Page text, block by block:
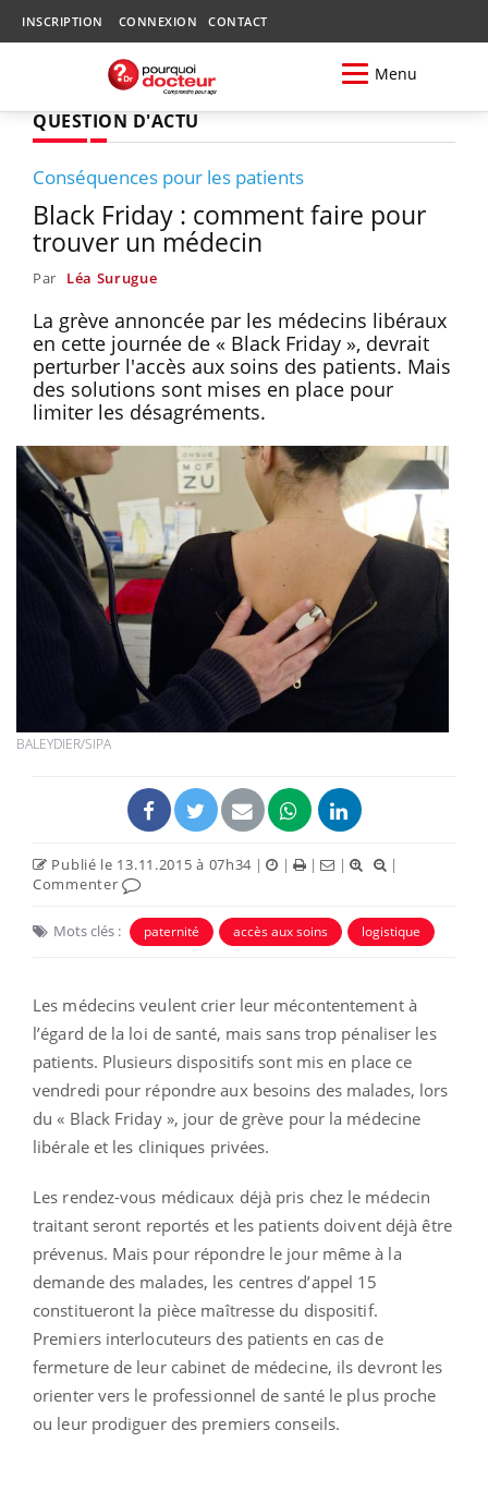
INSCRIPTION CONNEXION CONTACT
Menu
QUESTION D'ACTU
Conséquences pour les patients
Black Friday : comment faire pour
trouver un médecin
Par Léa Surugue
La grève annoncée par les médecins libéraux
en cette journée de « Black Friday », devrait
perturber l'accès aux soins des patients. Mais
des solutions sont mises en place pour
limiter les désagréments.
BALEYDIER/SIPA
Publié le 13.11.2015 à 07h34 | | | |
|
Commenter
Mots clés : paternité accès aux soins logistique
Les médecins veulent crier leur mécontentement à
l’égard de la loi de santé, mais sans trop pénaliser les
patients. Plusieurs dispositifs sont mis en place ce
vendredi pour répondre aux besoins des malades, lors
du « Black Friday », jour de grève pour la médecine
libérale et les cliniques privées.
Les rendez-vous médicaux déjà pris chez le médecin
traitant seront reportés et les patients doivent déjà être
prévenus. Mais pour répondre le jour même à la
demande des malades, les centres d’appel 15
constitueront la pièce maîtresse du dispositif.
Premiers interlocuteurs des patients en cas de
fermeture de leur cabinet de médecine, ils devront les
orienter vers le professionnel de santé le plus proche
ou leur prodiguer des premiers conseils.